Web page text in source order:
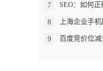
7 SEO：如何正
8 上海企业手
9 百度竞价位